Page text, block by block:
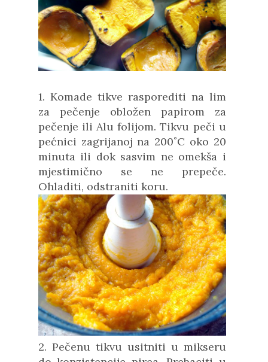
1. Komade tikve rasporediti na lim
za pečenje obložen papirom za
pečenje ili Alu folijom. Tikvu peči u
pećnici zagrijanoj na 200˚C oko 20
minuta ili dok sasvim ne omekša i
mjestimično se ne prepeče.
Ohladiti, odstraniti koru.
2. Pečenu tikvu usitniti u mikseru